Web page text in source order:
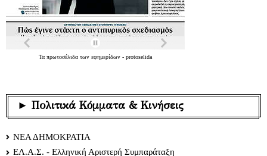
Τα πρωτοσέλιδα των εφημερίδων - protoselida
► Πολιτικά Κόμματα & Κινήσεις
ΝΕΑ ΔΗΜΟΚΡΑΤΙΑ
ΕΛ.Α.Σ. - Ελληνική Αριστερή Συμπαράταξη